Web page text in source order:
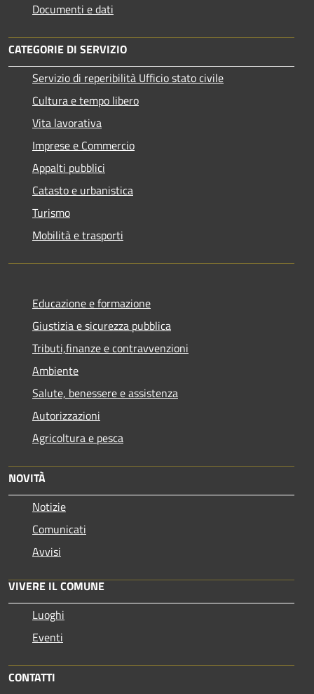
Documenti e dati
CATEGORIE DI SERVIZIO
Servizio di reperibilità Ufficio stato civile
Cultura e tempo libero
Vita lavorativa
Imprese e Commercio
Appalti pubblici
Catasto e urbanistica
Turismo
Mobilità e trasporti
Educazione e formazione
Giustizia e sicurezza pubblica
Tributi,finanze e contravvenzioni
Ambiente
Salute, benessere e assistenza
Autorizzazioni
Agricoltura e pesca
NOVITÀ
Notizie
Comunicati
Avvisi
VIVERE IL COMUNE
Luoghi
Eventi
CONTATTI